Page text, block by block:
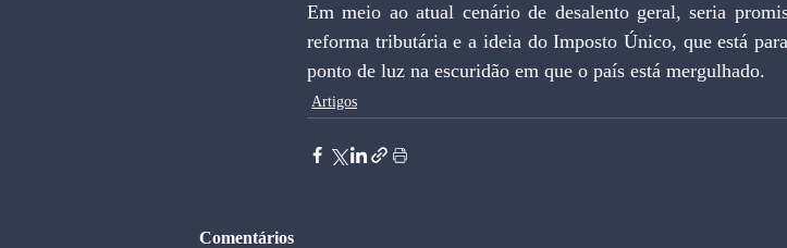
Em meio ao atual cenário de desalento geral, seria
reforma tributária e a ideia do Imposto Único, que está
ponto de luz na escuridão em que o país está mergulhado.
Artigos
Comentários